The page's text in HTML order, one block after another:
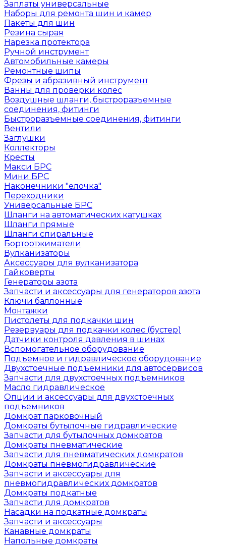
Заплаты универсальные
Наборы для ремонта шин и камер
Пакеты для шин
Резина сырая
Нарезка протектора
Ручной инструмент
Автомобильные камеры
Ремонтные шипы
Фрезы и абразивный инструмент
Ванны для проверки колес
Воздушные шланги, быстроразъемные
соединения, фитинги
Быстроразъемные соединения, фитинги
Вентили
Заглушки
Коллекторы
Кресты
Макси БРС
Мини БРС
Наконечники "елочка"
Переходники
Универсальные БРС
Шланги на автоматических катушках
Шланги прямые
Шланги спиральные
Бортоотжиматели
Вулканизаторы
Аксессуары для вулканизатора
Гайковерты
Генераторы азота
Запчасти и аксессуары для генераторов азота
Ключи баллонные
Монтажки
Пистолеты для подкачки шин
Резервуары для подкачки колес (бустер)
Датчики контроля давления в шинах
Вспомогательное оборудование
Подъемное и гидравлическое оборудование
Двухстоечные подъемники для автосервисов
Запчасти для двухстоечных подъемников
Масло гидравлическое
Опции и аксессуары для двухстоечных
подъемников
Домкрат парковочный
Домкраты бутылочные гидравлические
Запчасти для бутылочных домкратов
Домкраты пневматические
Запчасти для пневматических домкратов
Домкраты пневмогидравлические
Запчасти и аксессуары для
пневмогидравлических домкратов
Домкраты подкатные
Запчасти для домкратов
Насадки на подкатные домкраты
Запчасти и аксессуары
Канавные домкраты
Напольные домкраты